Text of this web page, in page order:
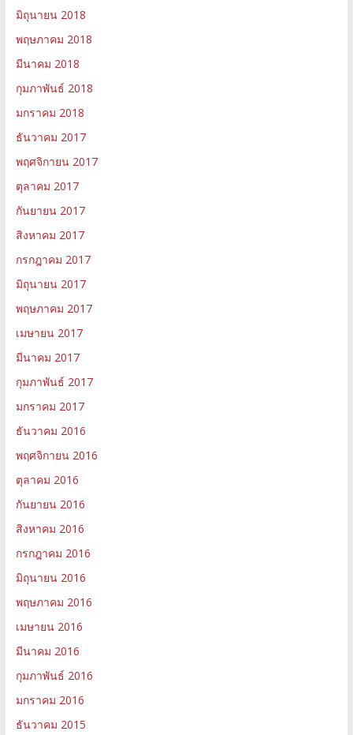
มิถุนายน 2018
พฤษภาคม 2018
มีนาคม 2018
กุมภาพันธ์ 2018
มกราคม 2018
ธันวาคม 2017
พฤศจิกายน 2017
ตุลาคม 2017
กันยายน 2017
สิงหาคม 2017
กรกฎาคม 2017
มิถุนายน 2017
พฤษภาคม 2017
เมษายน 2017
มีนาคม 2017
กุมภาพันธ์ 2017
มกราคม 2017
ธันวาคม 2016
พฤศจิกายน 2016
ตุลาคม 2016
กันยายน 2016
สิงหาคม 2016
กรกฎาคม 2016
มิถุนายน 2016
พฤษภาคม 2016
เมษายน 2016
มีนาคม 2016
กุมภาพันธ์ 2016
มกราคม 2016
ธันวาคม 2015